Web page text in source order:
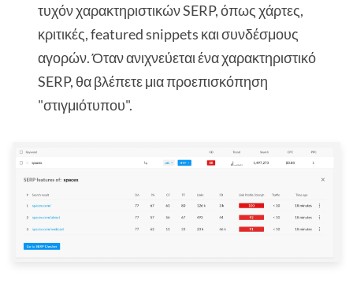
τυχόν χαρακτηριστικών SERP, όπως χάρτες,
κριτικές, featured snippets και συνδέσμους
αγορών. Όταν ανιχνεύεται ένα χαρακτηριστικό
SERP, θα βλέπετε μια προεπισκόπηση
"στιγμιότυπου".